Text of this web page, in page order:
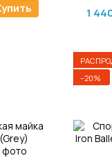
1
−20%